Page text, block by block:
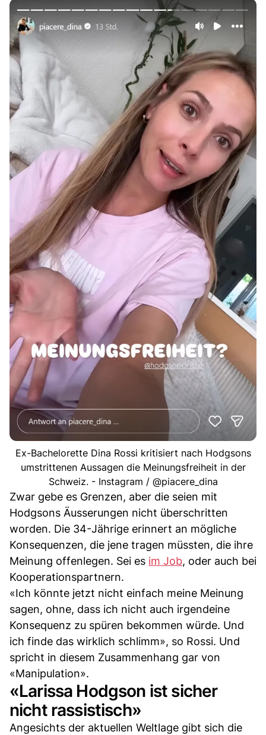
Ex-Bachelorette Dina Rossi kritisiert nach Hodgsons
umstrittenen Aussagen die Meinungsfreiheit in der
Schweiz. - Instagram / @piacere_dina
Zwar gebe es Grenzen, aber die seien mit
Hodgsons Äusserungen nicht überschritten
worden. Die 34-Jährige erinnert an mögliche
Konsequenzen, die jene tragen müssten, die ihre
Meinung offenlegen. Sei es im Job, oder auch bei
Kooperationspartnern.
«Ich könnte jetzt nicht einfach meine Meinung
sagen, ohne, dass ich nicht auch irgendeine
Konsequenz zu spüren bekommen würde. Und
ich finde das wirklich schlimm», so Rossi. Und
spricht in diesem Zusammenhang gar von
«Manipulation».
«Larissa Hodgson ist sicher
nicht rassistisch»
Angesichts der aktuellen Weltlage gibt sich die